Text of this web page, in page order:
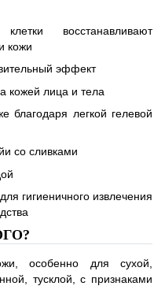
восстанавливают
кожи ⠀
эффект
кожей лица и тела
благодаря легкой гелевой
со сливками
гигиеничного извлечения
особенно для сухой,
тусклой, с признаками